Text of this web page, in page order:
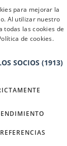
para mejorar la
Al utilizar nuestro
todas las cookies de
de cookies.
SOCIOS (1913)